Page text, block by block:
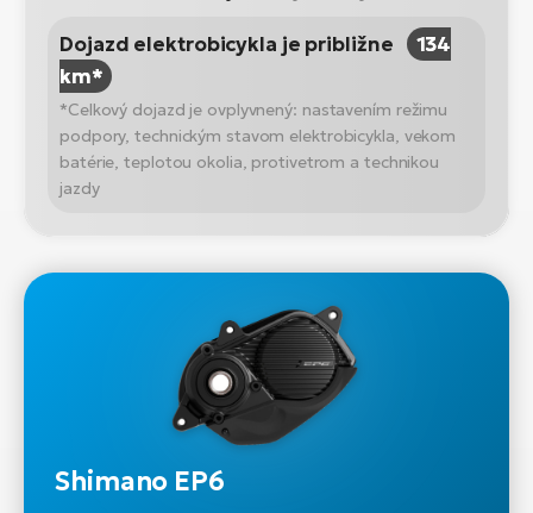
Dojazd elektrobicykla je približne
134
km*
*Celkový dojazd je ovplyvnený: nastavením režimu
podpory, technickým stavom elektrobicykla, vekom
batérie, teplotou okolia, protivetrom a technikou
jazdy
Shimano EP6